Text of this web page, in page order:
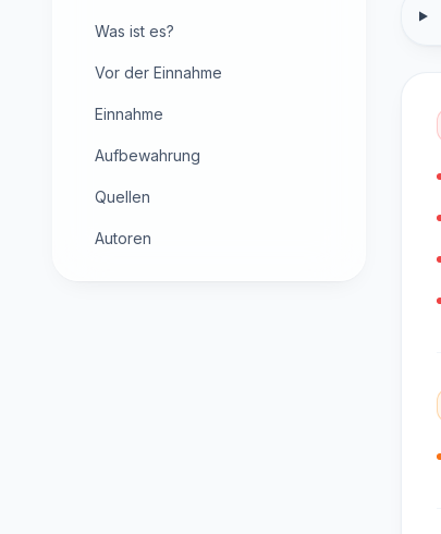
Was ist es?
Vor der Einnahme
Einnahme
Aufbewahrung
Quellen
Autoren